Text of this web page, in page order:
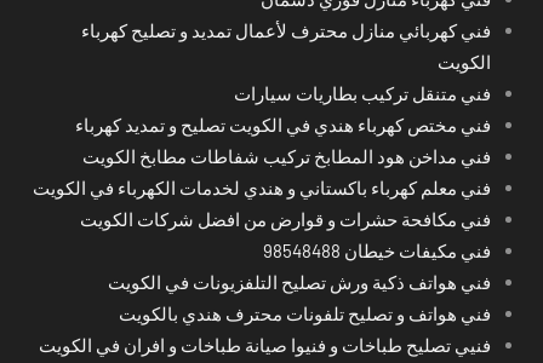
فني كهربائي منازل محترف لأعمال تمديد و تصليح كهرباء
الكويت
فني متنقل تركيب بطاريات سيارات
فني مختص كهرباء هندي في الكويت تصليح و تمديد كهرباء
فني مداخن هود المطابخ تركيب شفاطات مطابخ الكويت
فني معلم كهرباء باكستاني و هندي لخدمات الكهرباء في الكويت
فني مكافحة حشرات و قوارض من افضل شركات الكويت
فني مكيفات خيطان 98548488
فني هواتف ذكية ورش تصليح التلفزيونات في الكويت
فني هواتف و تصليح تلفونات محترف هندي بالكويت
فنيي تصليح طباخات و فنيوا صيانة طباخات و افران في الكويت